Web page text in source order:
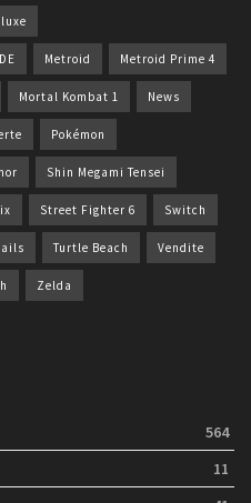
Metroid Metroid Prime 4
Mortal Kombat 1 News
Pokémon
Shin Megami Tensei
Street Fighter 6 Switch
Turtle Beach Vendite
Zelda
564
11